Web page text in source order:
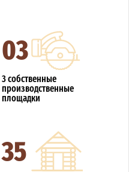
03
3 собственные
производственные
площадки
35